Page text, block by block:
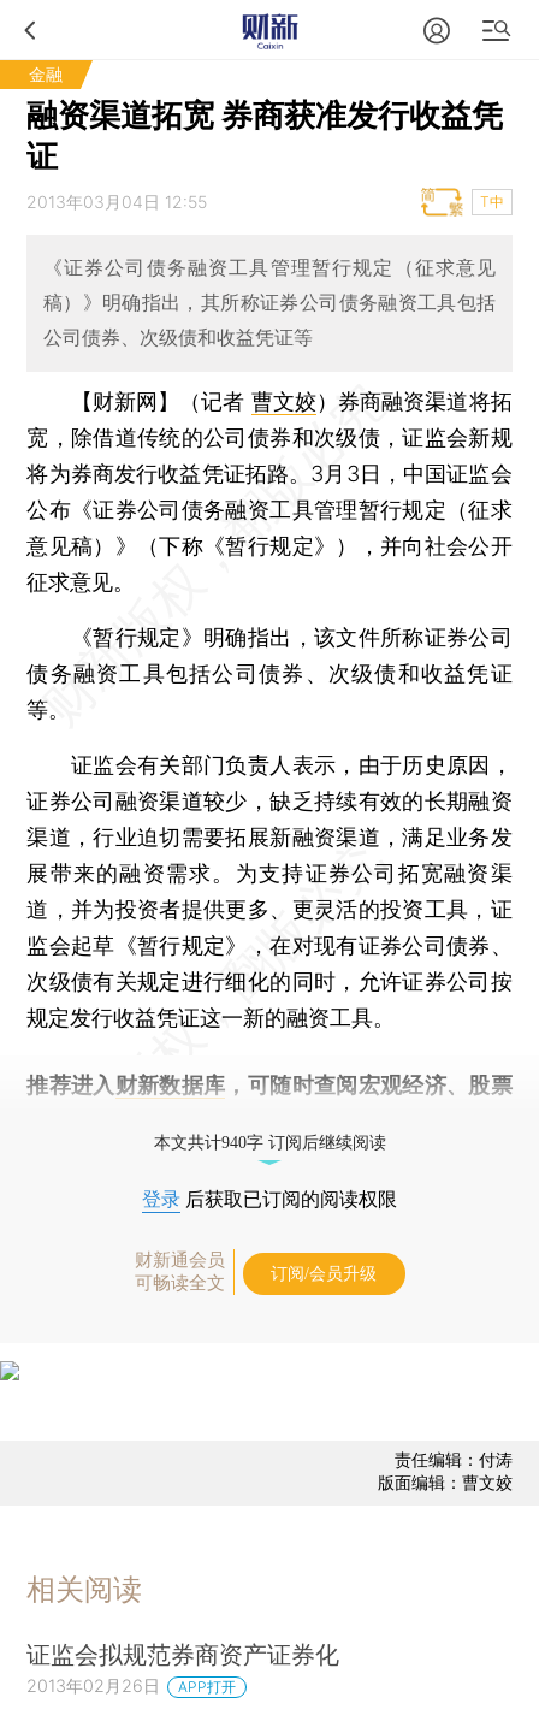
金融
融资渠道拓宽 券商获准发行收益凭
证
2013年03月04日 12:55 T中
《证券公司债务融资工具管理暂行规定（征求意见
稿）》明确指出，其所称证券公司债务融资工具包括
公司债券、次级债和收益凭证等
【财新网】（记者 曹文姣） 券商融资渠道将拓
宽，除借道传统的公司债券和次级债，证监会新规
将为券商发行收益凭证拓路。3月3日，中国证监会
公布《证券公司债务融资工具管理暂行规定（征求
意见稿）》（下称《暂行规定》），并向社会公开
征求意见。
《暂行规定》明确指出，该文件所称证券公司
债务融资工具包括公司债券、次级债和收益凭证
等。
证监会有关部门负责人表示，由于历史原因，
证券公司融资渠道较少，缺乏持续有效的长期融资
渠道，行业迫切需要拓展新融资渠道，满足业务发
展带来的融资需求。为支持证券公司拓宽融资渠
道，并为投资者提供更多、更灵活的投资工具，证
监会起草《暂行规定》，在对现有证券公司债券、
次级债有关规定进行细化的同时，允许证券公司按
规定发行收益凭证这一新的融资工具。
推荐进入 财新数据库 ，可随时查阅宏观经济、股票
本文共计940字 订阅后继续阅读
登录 后获取已订阅的阅读权限
财新通会员
可畅读全文
订阅/会员升级
责任编辑：付涛
版面编辑：曹文姣
相关阅读
证监会拟规范券商资产证券化
2013年02月26日 APP打开